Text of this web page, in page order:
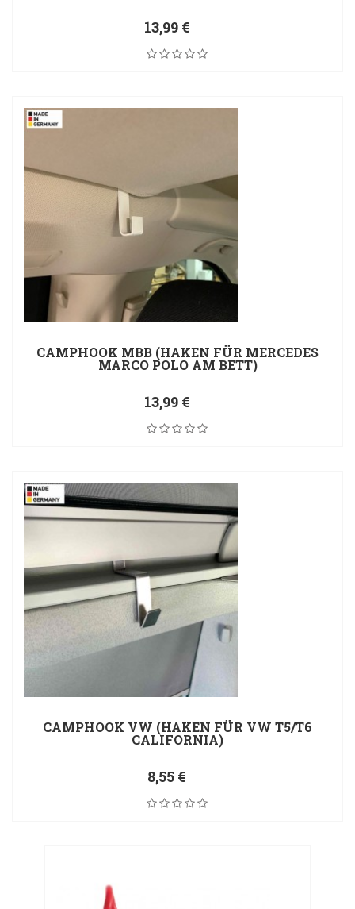
13,99 €
CAMPHOOK MBB (HAKEN FÜR MERCEDES
MARCO POLO AM BETT)
13,99 €
CAMPHOOK VW (HAKEN FÜR VW T5/T6
CALIFORNIA)
8,55 €